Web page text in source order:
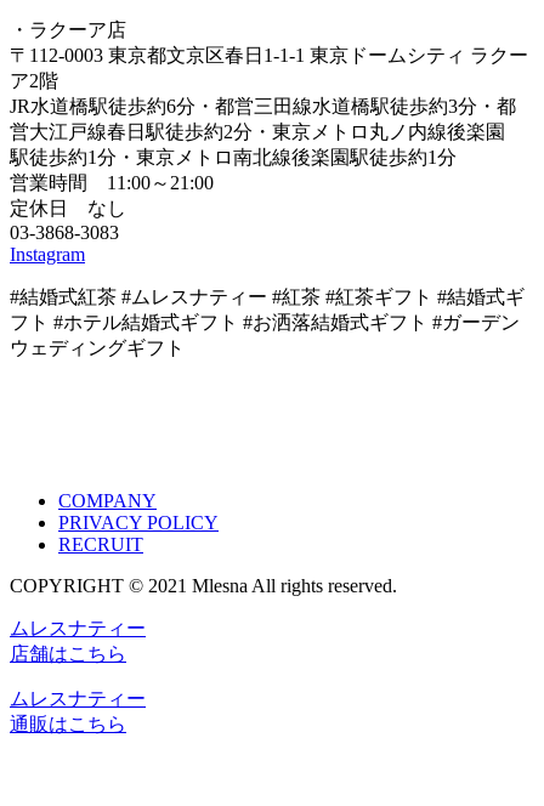
・ラクーア店
〒112-0003 東京都文京区春日1-1-1 東京ドームシティ ラクー
ア2階
JR水道橋駅徒歩約6分・都営三田線水道橋駅徒歩約3分・都
営大江戸線春日駅徒歩約2分・東京メトロ丸ノ内線後楽園
駅徒歩約1分・東京メトロ南北線後楽園駅徒歩約1分
営業時間 11:00～21:00
定休日 なし
03-3868-3083
Instagram
#結婚式紅茶 #ムレスナティー #紅茶 #紅茶ギフト #結婚式ギ
フト #ホテル結婚式ギフト #お洒落結婚式ギフト #ガーデン
ウェディングギフト
COMPANY
PRIVACY POLICY
RECRUIT
COPYRIGHT © 2021 Mlesna All rights reserved.
ムレスナティー
店舗はこちら
ムレスナティー
通販はこちら